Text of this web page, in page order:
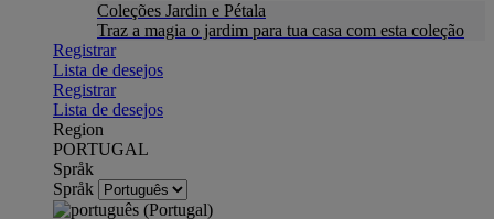
Coleções Jardin e Pétala
Traz a magia o jardim para tua casa com esta coleção
Registrar
Lista de desejos
Registrar
Lista de desejos
Region
PORTUGAL
Språk
Språk